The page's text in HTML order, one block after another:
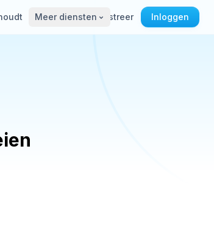
Meer dienstenRegistreer Inloggen